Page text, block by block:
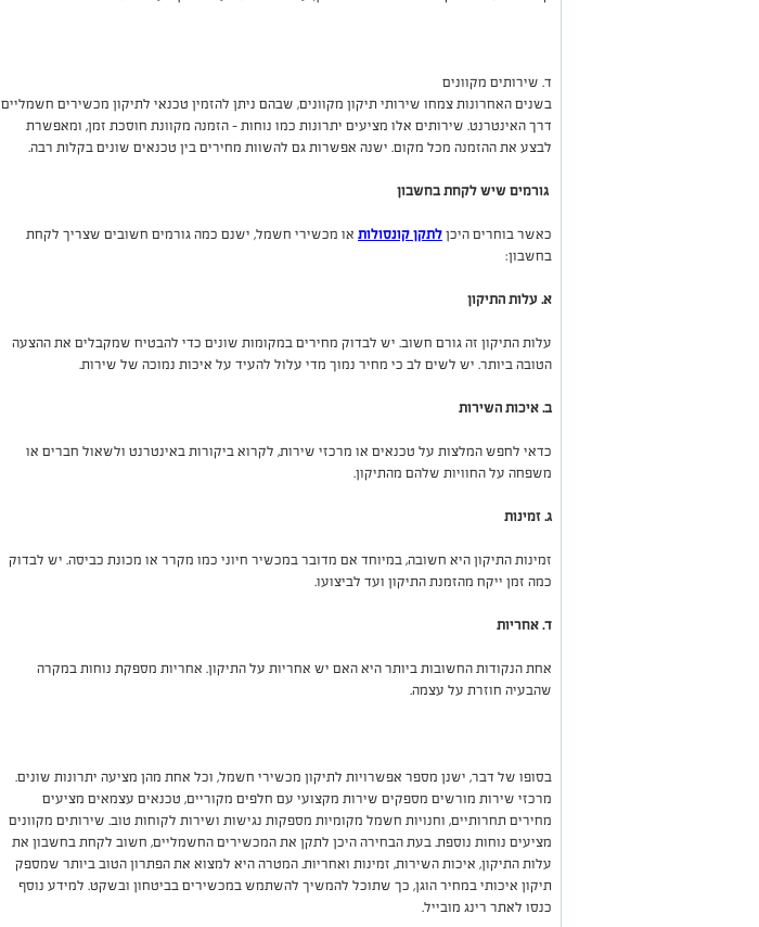
ד. שירותים מקוונים
בשנים האחרונות צמחו שירותי תיקון מקוונים, שבהם ניתן להזמין טכנאי לתיקון מכשירים חשמליים
דרך האינטרנט. שירותים אלו מציעים יתרונות כמו נוחות-הזמנה מקוונת חוסכת זמן, ומאפשרת
לבצע את ההזמנה מכל מקום. ישנה אפשרות גם להשוות מחירים בין טכנאים שונים בקלות רבה.
גורמים שיש לקחת בחשבון
כאשר בוחרים היכןלתקן קונסולות או מכשירי חשמל, ישנם כמה גורמים חשובים שצריך לקחת
בחשבון:
א. עלות התיקון
עלות התיקון זה גורם חשוב. יש לבדוק מחירים במקומות שונים כדי להבטיח שמקבלים את ההצעה
הטובה ביותר. יש לשים לב כי מחיר נמוך מדי עלול להעיד על איכות נמוכה של שירות.
ב. איכות השירות
כדאי לחפש המלצות על טכנאים או מרכזי שירות, לקרוא ביקורות באינטרנט ולשאול חברים או
משפחה על החוויות שלהם מהתיקון.
ג. זמינות
זמינות התיקון היא חשובה, במיוחד אם מדובר במכשיר חיוני כמו מקרר או מכונת כביסה. יש לבדוק
כמה זמן ייקח מהזמנת התיקון ועד לביצועו.
ד. אחריות
אחת הנקודות החשובות ביותר היא האם יש אחריות על התיקון. אחריות מספקת נוחות במקרה
שהבעיה חוזרת על עצמה.
בסופו של דבר, ישנן מספר אפשרויות לתיקון מכשירי חשמל, וכל אחת מהן מציעה יתרונות שונים.
מרכזי שירות מורשים מספקים שירות מקצועי עם חלפים מקוריים, טכנאים עצמאים מציעים
מחירים תחרותיים, וחנויות חשמל מקומיות מספקות נגישות ושירות לקוחות טוב. שירותים מקוונים
מציעים נוחות נוספת.בעת הבחירה היכן לתקן את המכשירים החשמליים, חשוב לקחת בחשבון את
עלות התיקון, איכות השירות, זמינות ואחריות. המטרה היא למצוא את הפתרון הטוב ביותר שמספק
תיקון איכותי במחיר הוגן, כך שתוכל להמשיך להשתמש במכשירים בביטחון ובשקט. למידע נוסף
כנסו לאתר רינג מובייל.